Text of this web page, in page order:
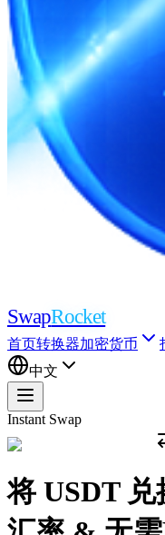
SwapRocket
首页转换器加密货币
中文
Instant Swap
将 USDT